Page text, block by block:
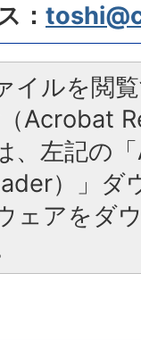
：
イルを閲
Acrobat
、左記の
）」ダ
ェアをダ